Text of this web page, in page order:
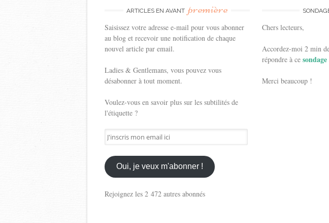
ARTICLES EN AVANT première
Saisissez votre adresse e-mail pour vous abonner
au blog et recevoir une notification de chaque
nouvel article par email.
Ladies & Gentlemans, vous pouvez vous
désabonner à tout moment.
Voulez-vous en savoir plus sur les subtilités de
l'étiquette ?
J'inscris
mon
email
ici
Oui, je veux m'abonner !
Rejoignez les 2 472 autres abonnés
Chers lecteurs,
Accordez-moi 2 min
répondre à cesondage
Merci beaucoup !